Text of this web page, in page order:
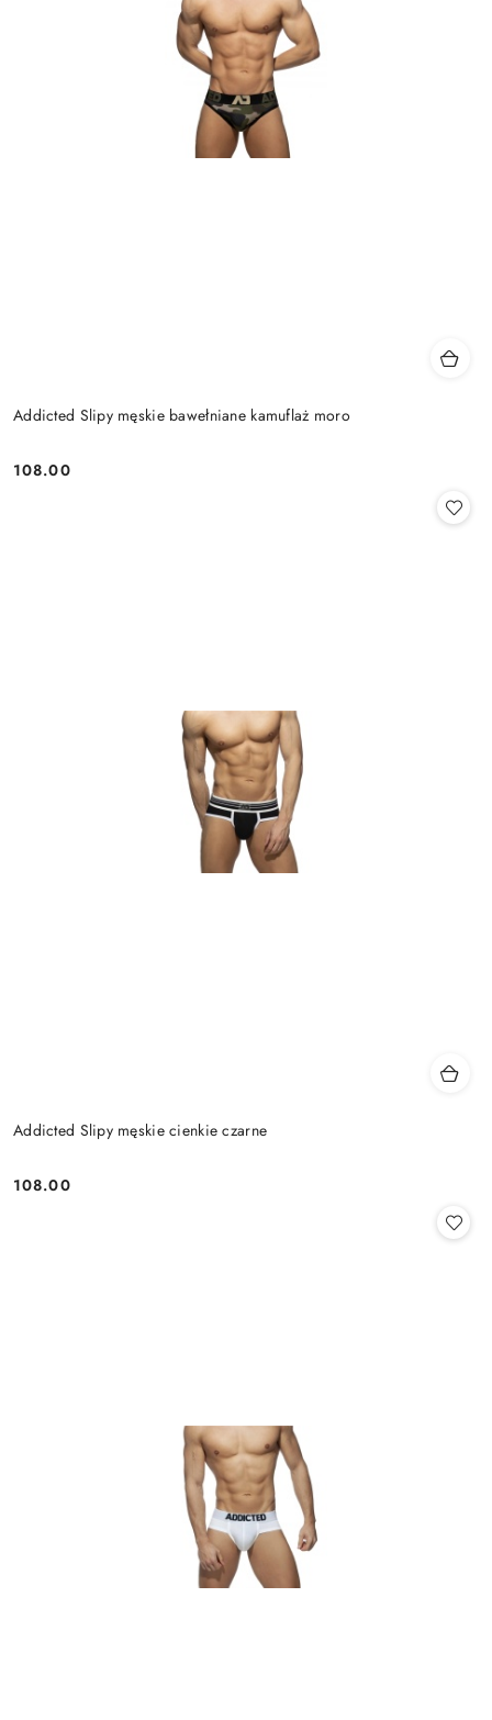
Addicted Slipy męskie bawełniane kamuflaż moro
Cena:
108.00
Addicted Slipy męskie cienkie czarne
Cena:
108.00